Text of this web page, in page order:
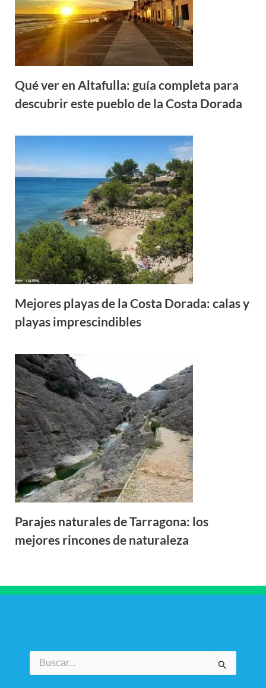
Qué ver en Altafulla: guía completa para
descubrir este pueblo de la Costa Dorada
Mejores playas de la Costa Dorada: calas y
playas imprescindibles
Parajes naturales de Tarragona: los
mejores rincones de naturaleza
por: